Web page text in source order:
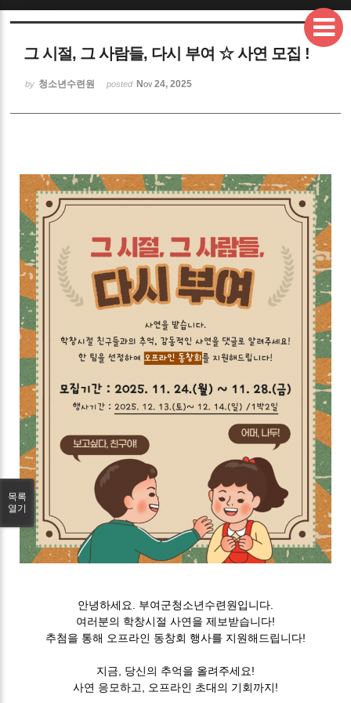
그 시절, 그 사람들, 다시 부여 ☆ 사연 모집 !
by 청소년수련원 posted Nov 24, 2025
안녕하세요. 부여군청소년수련원입니다.
여러분의 학창시절 사연을 제보받습니다!
추첨을 통해 오프라인 동창회 행사를 지원해드립니다!
지금, 당신의 추억을 올려주세요!
사연 응모하고, 오프라인 초대의 기회까지!
목록
열기
Sketchbook5, 스케치북5
Sketchbook5, 스케치북5